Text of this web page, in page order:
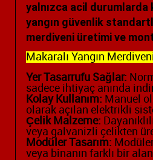
yalnızca acil
yangın güvenlik
merdiveni üretimi ve
Makaralı Yangın
Yer Tasarrufu Sağlar:
sadece ihtiyaç anında
Kolay Kullanım: Manuel
olarak açılan elektrikli
Çelik Malzeme:
veya galvanizli çelikten
Modüler Tasarım:
veya binanın farklı bir